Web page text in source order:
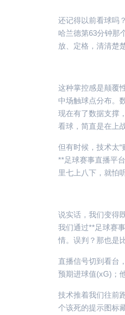
还记得以前看球吗
哈兰德第63分钟那
放、定格，清清楚
这种掌控感是颠覆
中场触球点分布。
现在有了数据支撑
看球，简直是在上
但有时候，技术太
**足球赛事直播平
里七上八下，就怕
说实话，我们变得
我们通过**足球赛
情。误判？那也是
直播信号切到看台
预期进球值(xG)；
技术推着我们往前
个该死的提示图标